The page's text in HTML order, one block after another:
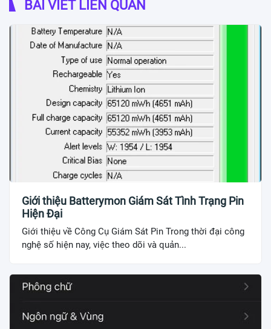
BÀI VIẾT LIÊN QUAN
Giới thiệu Batterymon Giám Sát Tình Trạng Pin
Hiện Đại
Giới thiệu về Công Cụ Giám Sát Pin Trong thời đại công
nghệ số hiện nay, việc theo dõi và quản...